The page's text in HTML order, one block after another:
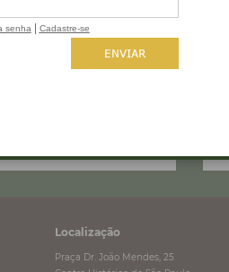
Localização
Praça Dr. João Mendes, 25